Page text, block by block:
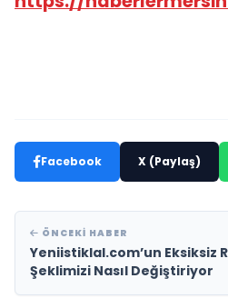
Facebook X (Paylaş)
ÖNCEKI HABER
Yeniistiklal.com’un Eksiksiz
Şeklimizi Nasıl Değiştiriyor